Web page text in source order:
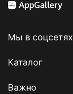
Мы в соцсетях
Каталог
Важно